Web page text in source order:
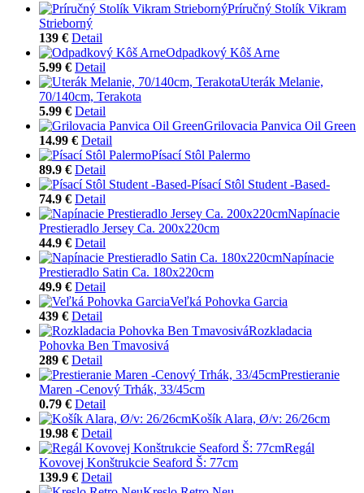
Príručný Stolík Vikram
Strieborný
139 € Detail
Odpadkový Kôš Arne
5.99 € Detail
Uterák Melanie,
70/140cm, Terakota
5.99 € Detail
Grilovacia Panvica Oil Green
14.99 € Detail
Písací Stôl Palermo
89.9 € Detail
Písací Stôl Student -Based-
74.9 € Detail
Napínacie
Prestieradlo Jersey Ca. 200x220cm
44.9 € Detail
Napínacie
Prestieradlo Satin Ca. 180x220cm
49.9 € Detail
Veľká Pohovka Garcia
439 € Detail
Rozkladacia
Pohovka Ben Tmavosivá
289 € Detail
Prestieranie
Maren -Cenový Trhák, 33/45cm
0.79 € Detail
Košík Alara, Ø/v: 26/26cm
19.98 € Detail
Regál
Kovovej Konštrukcie Seaford Š: 77cm
139.9 € Detail